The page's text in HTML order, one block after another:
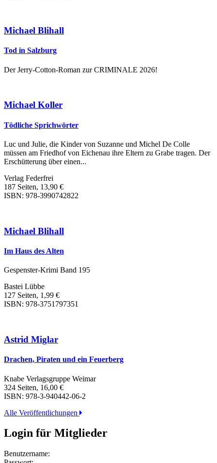
Michael Blihall
Tod in Salzburg
Der Jerry-Cotton-Roman zur CRIMINALE 2026!
Michael Koller
Tödliche Sprichwörter
Luc und Julie, die Kinder von Suzanne und Michel De Colle
müssen am Friedhof von Eichenau ihre Eltern zu Grabe tragen. Der
Erschütterung über einen...
Verlag Federfrei
187 Seiten, 13,90 €
ISBN: 978-3990742822
Michael Blihall
Im Haus des Alten
Gespenster-Krimi Band 195
Bastei Lübbe
127 Seiten, 1,99 €
ISBN: 978-3751797351
Astrid Miglar
Drachen, Piraten und ein Feuerberg
Knabe Verlagsgruppe Weimar
324 Seiten, 16,00 €
ISBN: 978-3-940442-06-2
Alle Veröffentlichungen
Login für Mitglieder
Benutzername: